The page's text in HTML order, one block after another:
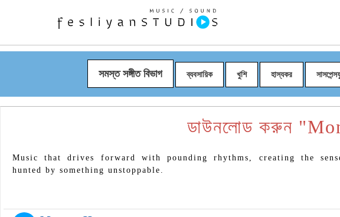
সমস্ত সঙ্গীত বিভাগ ব্যবসায়িক খুশি হাস্যকর
ডাউনলোড করুন
Music that drives forward with pounding rhythms, creating the
hunted by something unstoppable.